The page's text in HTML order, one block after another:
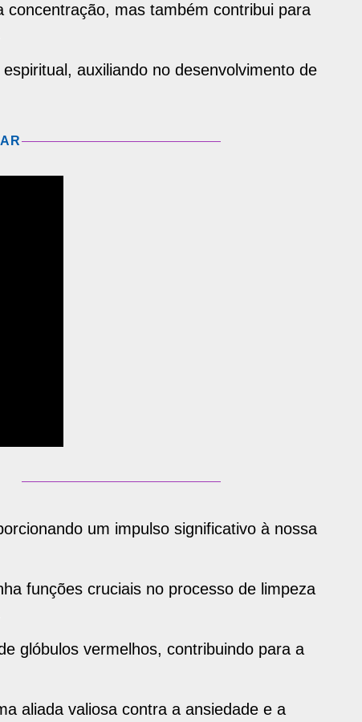
mas também contribui para
auxiliando no desenvolvimento de
um impulso significativo à nossa
funções cruciais no processo de limpeza
glóbulos vermelhos, contribuindo para a
aliada valiosa contra a ansiedade e a